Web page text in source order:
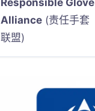
Responsible Glove
Alliance (责任手套
联盟)